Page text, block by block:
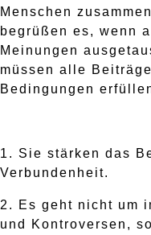
Menschen
begrüßen es, wenn
Meinungen
müssen alle
Bedingungen
1. Sie stärken das
Verbundenheit.
2. Es geht nicht um
und Kontroversen,